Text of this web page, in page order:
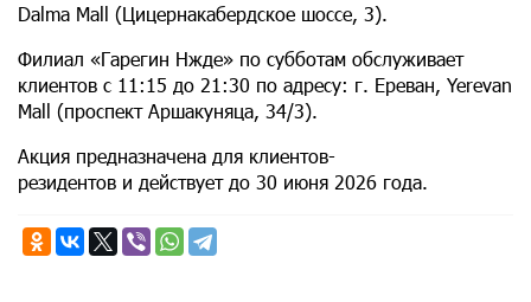
Dalma Mall (Цицернакабердское шоссе, 3).
Филиал «Гарегин Нжде» по субботам обслуживает
клиентов с 11:15 до 21:30 по адресу: г. Ереван, Yerevan
Mall (проспект Аршакуняца, 34/3).
Акция предназначена для клиентов-
резидентов и действует до 30 июня 2026 года.